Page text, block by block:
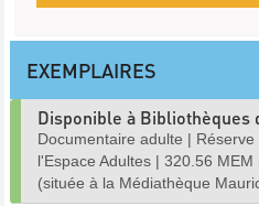
EXEMPLAIRES
Disponible à Bibliothèques
Documentaire adulte |
l'Espace Adultes | 320.56 MEM
(située à la Médiathèque